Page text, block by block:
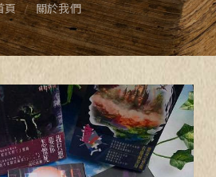
頁 關於我們